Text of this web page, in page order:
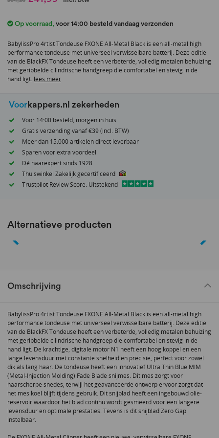
Op voorraad , voor 14:00 besteld vandaag verzonden
BabylissPro 4rtist Tondeuse FXONE All-Metal Black is een all-metal high
performance tondeuse met universeel verwisselbare batterij. Deze editie
van de BlackFX Tondeuse heeft een verbeterde, volledig metalen behuizing
met geribbelde cilindrische handgreep die comfortabel en stevig in de
hand ligt. lees meer
Voorkappers.nl zekerheden
Voor 14:00 besteld, morgen in huis
Gratis verzending vanaf €39 (incl. BTW)
Meer dan 15.000 artikelen direct leverbaar
Sparen voor extra voordeel
Dé haarexpert sinds 1928
Thuiswinkel Zakelijk gecertificeerd
Trustpilot Review Score: Uitstekend
begin
afbeeldingen-
Alternatieve producten
Omschrijving
BabylissPro 4rtist Tondeuse FXONE All-Metal Black is een all-metal high
performance tondeuse met universeel verwisselbare batterij. Deze editie
van de BlackFX Tondeuse heeft een verbeterde, volledig metalen behuizing
met geribbelde cilindrische handgreep die comfortabel en stevig in de
hand ligt. De krachtige, digitale motor N1 heeft een hoog koppel en een
lange levensduur met constante snelheid en precisie, perfect voor zowel
dik als lang haar. De tondeuse heeft een innovatief Ultra Thin Blue MIM
(Metal-Injection Molding) Fade Blade snijmes. Dit mes zorgt voor
haarscherpe snedes, terwijl het geavanceerde ontwerp ervoor zorgt dat
het mes koel blijft tijdens gebruik. Dit snijblad heeft een ingebouwd olie-
reservoir waardoor het blad continu wordt gesmeerd voor een langere
levensduur en optimale prestaties. Tevens is dit snijblad Zero Gap
instelbaar.